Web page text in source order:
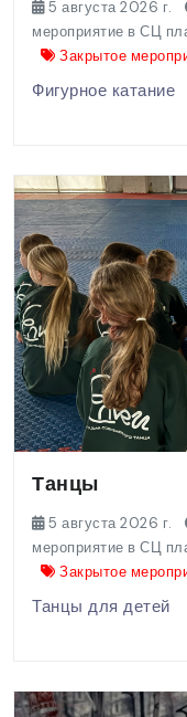
5 августа 2026 г.
мероприятие в СЦ
Закрытое
Фигурное катание
Танцы
5 августа 2026 г.
мероприятие в СЦ
Закрытое
Танцы для детей